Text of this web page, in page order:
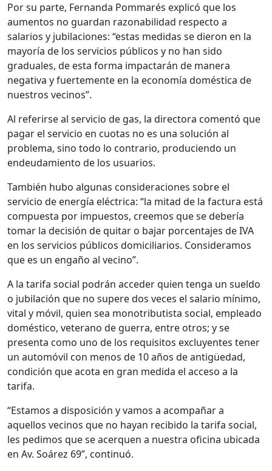
Por su parte, Fernanda Pommarés explicó que los
aumentos no guardan razonabilidad respecto a
salarios y jubilaciones: “estas medidas se dieron en la
mayoría de los servicios públicos y no han sido
graduales, de esta forma impactarán de manera
negativa y fuertemente en la economía doméstica de
nuestros vecinos”.
Al referirse al servicio de gas, la directora comentó que
pagar el servicio en cuotas no es una solución al
problema, sino todo lo contrario, produciendo un
endeudamiento de los usuarios.
También hubo algunas consideraciones sobre el
servicio de energía eléctrica: “la mitad de la factura está
compuesta por impuestos, creemos que se debería
tomar la decisión de quitar o bajar porcentajes de IVA
en los servicios públicos domiciliarios. Consideramos
que es un engaño al vecino”.
A la tarifa social podrán acceder quien tenga un sueldo
o jubilación que no supere dos veces el salario mínimo,
vital y móvil, quien sea monotributista social, empleado
doméstico, veterano de guerra, entre otros; y se
presenta como uno de los requisitos excluyentes tener
un automóvil con menos de 10 años de antigüedad,
condición que acota en gran medida el acceso a la
tarifa.
“Estamos a disposición y vamos a acompañar a
aquellos vecinos que no hayan recibido la tarifa social,
les pedimos que se acerquen a nuestra oficina ubicada
en Av. Soárez 69”, continuó.